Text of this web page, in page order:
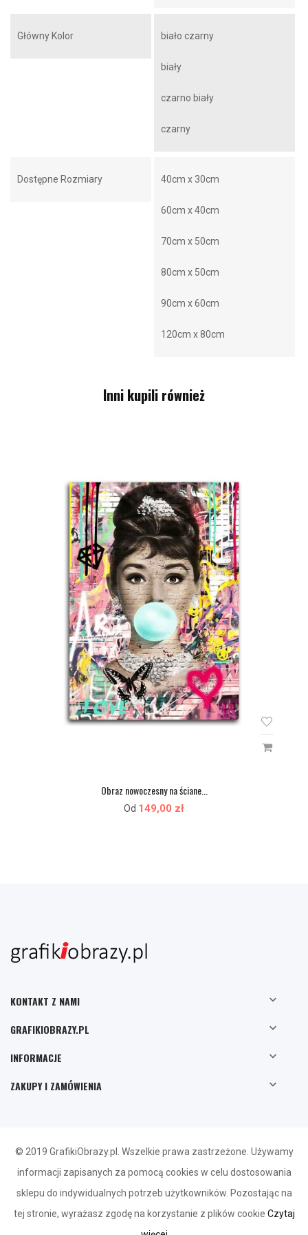
Główny Kolor biało czarny
biały
czarno biały
czarny
Dostępne Rozmiary 40cm x 30cm
60cm x 40cm
70cm x 50cm
80cm x 50cm
90cm x 60cm
120cm x 80cm
Inni kupili również
Obraz nowoczesny na ściane...
Od 149,00 zł
KONTAKT Z NAMI 
GRAFIKIOBRAZY.PL 
INFORMACJE 
ZAKUPY I ZAMÓWIENIA 
© 2019 GrafikiObrazy.pl. Wszelkie prawa zastrzeżone. Używamy
informacji zapisanych za pomocą cookies w celu dostosowania
sklepu do indywidualnych potrzeb użytkowników. Pozostając na
tej stronie, wyrażasz zgodę na korzystanie z plików cookie Czytaj